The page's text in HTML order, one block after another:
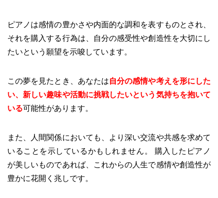
ピアノは感情の豊かさや内面的な調和を表すものとされ、
それを購入する行為は、自分の感受性や創造性を大切にし
たいという願望を示唆しています。
この夢を見たとき、あなたは自分の感情や考えを形にした
い、新しい趣味や活動に挑戦したいという気持ちを抱いて
いる可能性があります。
また、人間関係においても、より深い交流や共感を求めて
いることを示しているかもしれません。 購入したピアノ
が美しいものであれば、これからの人生で感情や創造性が
豊かに花開く兆しです。